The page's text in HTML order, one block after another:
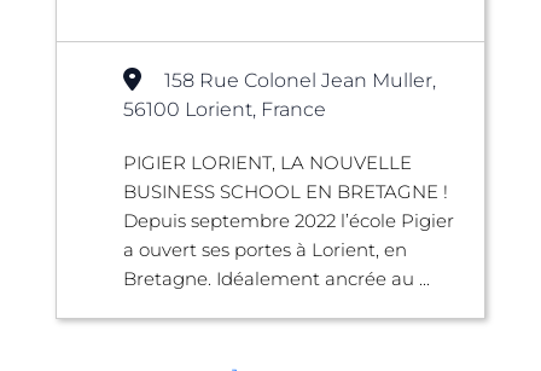
158 Rue Colonel Jean Muller,
56100 Lorient, France
PIGIER LORIENT, LA NOUVELLE
BUSINESS SCHOOL EN BRETAGNE !
Depuis septembre 2022 l’école Pigier
a ouvert ses portes à Lorient, en
Bretagne. Idéalement ancrée au ...